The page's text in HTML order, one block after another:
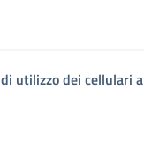
utilizzo dei cellulari a